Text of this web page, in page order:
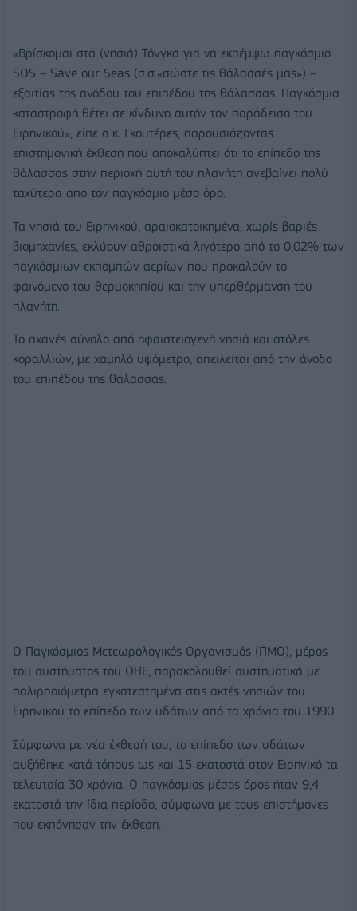
«Βρίσκομαι στα (νησιά) Τόνγκα για να εκπέμψω παγκόσμιο
SOS – Save our Seas (σ.σ.«σώστε τις θάλασσές μας») –
εξαιτίας της ανόδου του επιπέδου της θάλασσας. Παγκόσμια
καταστροφή θέτει σε κίνδυνο αυτόν τον παράδεισο του
Ειρηνικού», είπε ο κ. Γκουτέρες, παρουσιάζοντας
επιστημονική έκθεση που αποκαλύπτει ότι το επίπεδο της
θάλασσας στην περιοχή αυτή του πλανήτη ανεβαίνει πολύ
ταχύτερα από τον παγκόσμιο μέσο όρο.
Τα νησιά του Ειρηνικού, αραιοκατοικημένα, χωρίς βαριές
βιομηχανίες, εκλύουν αθροιστικά λιγότερο από το 0,02% των
παγκόσμιων εκπομπών αερίων που προκαλούν το
φαινόμενο του θερμοκηπίου και την υπερθέρμανση του
πλανήτη.
Το αχανές σύνολο από ηφαιστειογενή νησιά και ατόλες
κοραλλιών, με χαμηλό υψόμετρο, απειλείται από την άνοδο
του επιπέδου της θάλασσας.
Ο Παγκόσμιος Μετεωρολογικός Οργανισμός (ΠΜΟ), μέρος
του συστήματος του ΟΗΕ, παρακολουθεί συστηματικά με
παλιρροιόμετρα εγκατεστημένα στις ακτές νησιών του
Ειρηνικού το επίπεδο των υδάτων από τα χρόνια του 1990.
Σύμφωνα με νέα έκθεσή του, το επίπεδο των υδάτων
αυξήθηκε κατά τόπους ως και 15 εκατοστά στον Ειρηνικό τα
τελευταία 30 χρόνια. Ο παγκόσμιος μέσος όρος ήταν 9,4
εκατοστά την ίδια περίοδο, σύμφωνα με τους επιστήμονες
που εκπόνησαν την έκθεση.